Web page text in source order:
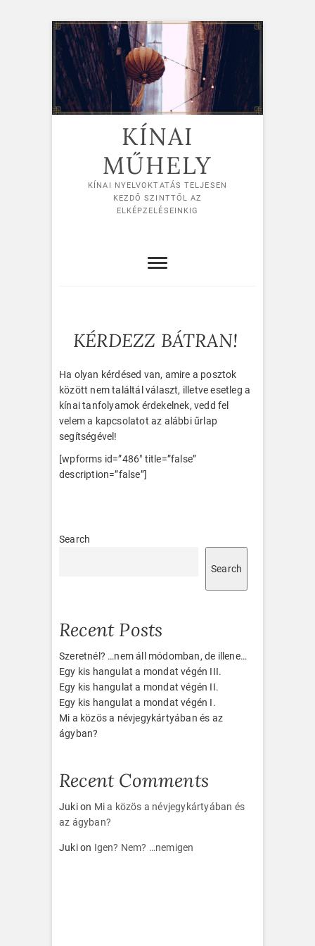
Skip
to
content
KÍNAI
MŰHELY
KÍNAI NYELVOKTATÁS TELJESEN
KEZDŐ SZINTTŐL AZ
ELKÉPZELÉSEINKIG
KÉRDEZZ BÁTRAN!
Ha olyan kérdésed van, amire a posztok
között nem találtál választ, illetve esetleg a
kínai tanfolyamok érdekelnek, vedd fel
velem a kapcsolatot az alábbi űrlap
segítségével!
[wpforms id=”486″ title=”false”
description=”false”]
Search
Search
Recent Posts
Szeretnél? …nem áll módomban, de illene…
Egy kis hangulat a mondat végén III.
Egy kis hangulat a mondat végén II.
Egy kis hangulat a mondat végén I.
Mi a közös a névjegykártyában és az
ágyban?
Recent Comments
Jukion Mi a közös a névjegykártyában és
az ágyban?
Jukion Igen? Nem? …nemigen